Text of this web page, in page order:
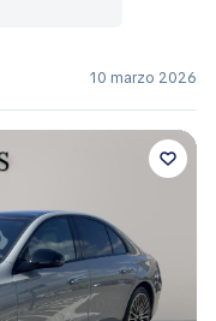
10 marzo 2026